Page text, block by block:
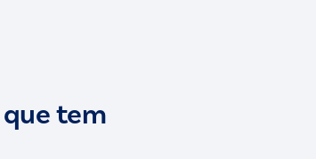
que tem